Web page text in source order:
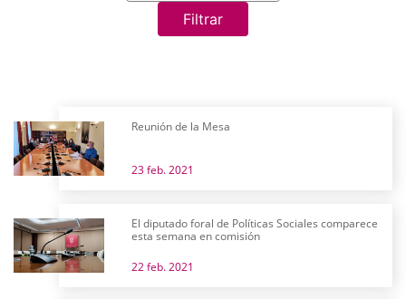
Filtrar
Reunión de la Mesa
23 feb. 2021
El diputado foral de Políticas Sociales comparece
esta semana en comisión
22 feb. 2021